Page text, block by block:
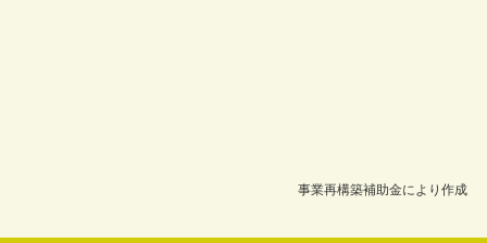
事業再構築補助金により作成